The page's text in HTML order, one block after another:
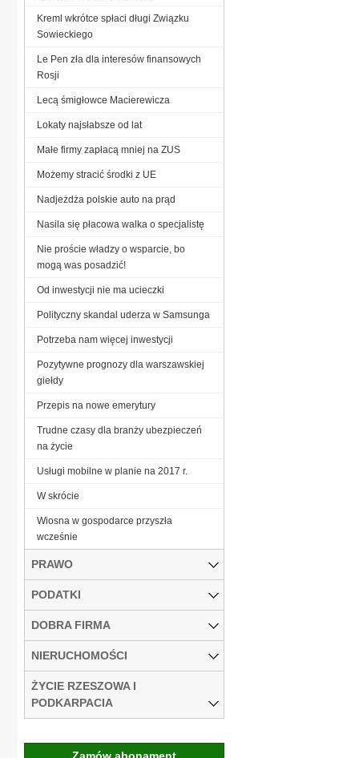
Kreml wkrótce spłaci długi Związku
Sowieckiego
Le Pen zła dla interesów finansowych
Rosji
Lecą śmigłowce Macierewicza
Lokaty najsłabsze od lat
Małe firmy zapłacą mniej na ZUS
Możemy stracić środki z UE
Nadjeżdża polskie auto na prąd
Nasila się płacowa walka o specjalistę
Nie proście władzy o wsparcie, bo
mogą was posadzić!
Od inwestycji nie ma ucieczki
Polityczny skandal uderza w Samsunga
Potrzeba nam więcej inwestycji
Pozytywne prognozy dla warszawskiej
giełdy
Przepis na nowe emerytury
Trudne czasy dla branży ubezpieczeń
na życie
Usługi mobilne w planie na 2017 r.
W skrócie
Wiosna w gospodarce przyszła
wcześnie
PRAWO
PODATKI
DOBRA FIRMA
NIERUCHOMOŚCI
ŻYCIE RZESZOWA I
PODKARPACIA
Zamów abonament